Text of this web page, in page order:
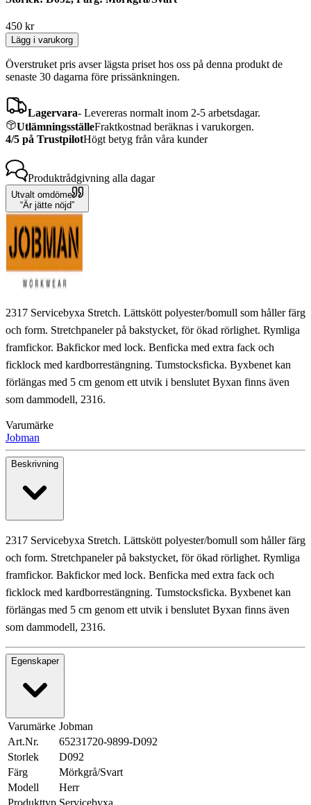
450 kr
Lägg i varukorg
Överstruket pris avser lägsta priset hos oss på denna produkt de
senaste 30 dagarna före prissänkningen.
Lagervara- Levereras normalt inom 2-5 arbetsdagar.
UtlämningsställeFraktkostnad beräknas i varukorgen.
4/5 på TrustpilotHögt betyg från våra kunder
Produktrådgivning alla dagar
Utvalt omdöme
Är jätte nöjd
2317 Servicebyxa Stretch. Lättskött polyester/bomull som håller färg
och form. Stretchpaneler på bakstycket, för ökad rörlighet. Rymliga
framfickor. Bakfickor med lock. Benficka med extra fack och
ficklock med kardborrestängning. Tumstocksficka. Byxbenet kan
förlängas med 5 cm genom ett utvik i benslutet Byxan finns även
som dammodell, 2316.
Varumärke
Jobman
Beskrivning
2317 Servicebyxa Stretch. Lättskött polyester/bomull som håller färg
och form. Stretchpaneler på bakstycket, för ökad rörlighet. Rymliga
framfickor. Bakfickor med lock. Benficka med extra fack och
ficklock med kardborrestängning. Tumstocksficka. Byxbenet kan
förlängas med 5 cm genom ett utvik i benslutet Byxan finns även
som dammodell, 2316.
Egenskaper
Varumärke Jobman
Art.Nr.
65231720-9899-D092
Storlek
D092
Färg
Mörkgrå/Svart
Modell
Herr